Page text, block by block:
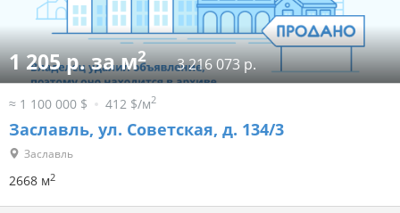
1 205 р. за м2 3 216 073 р.
≈ 1 100 000 $ 412 $/м2
Заславль, ул. Советская, д. 134/3
Заславль
2668 м2